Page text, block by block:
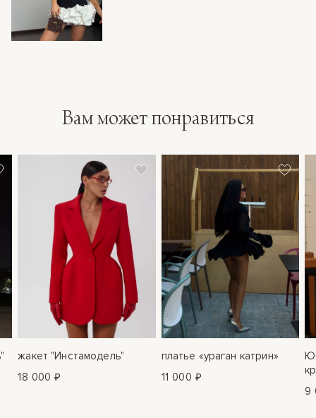
Вам может понравиться
жакет "Инстамодель"
18 000 ₽
платье «ураган катрин»
11 000 ₽
9